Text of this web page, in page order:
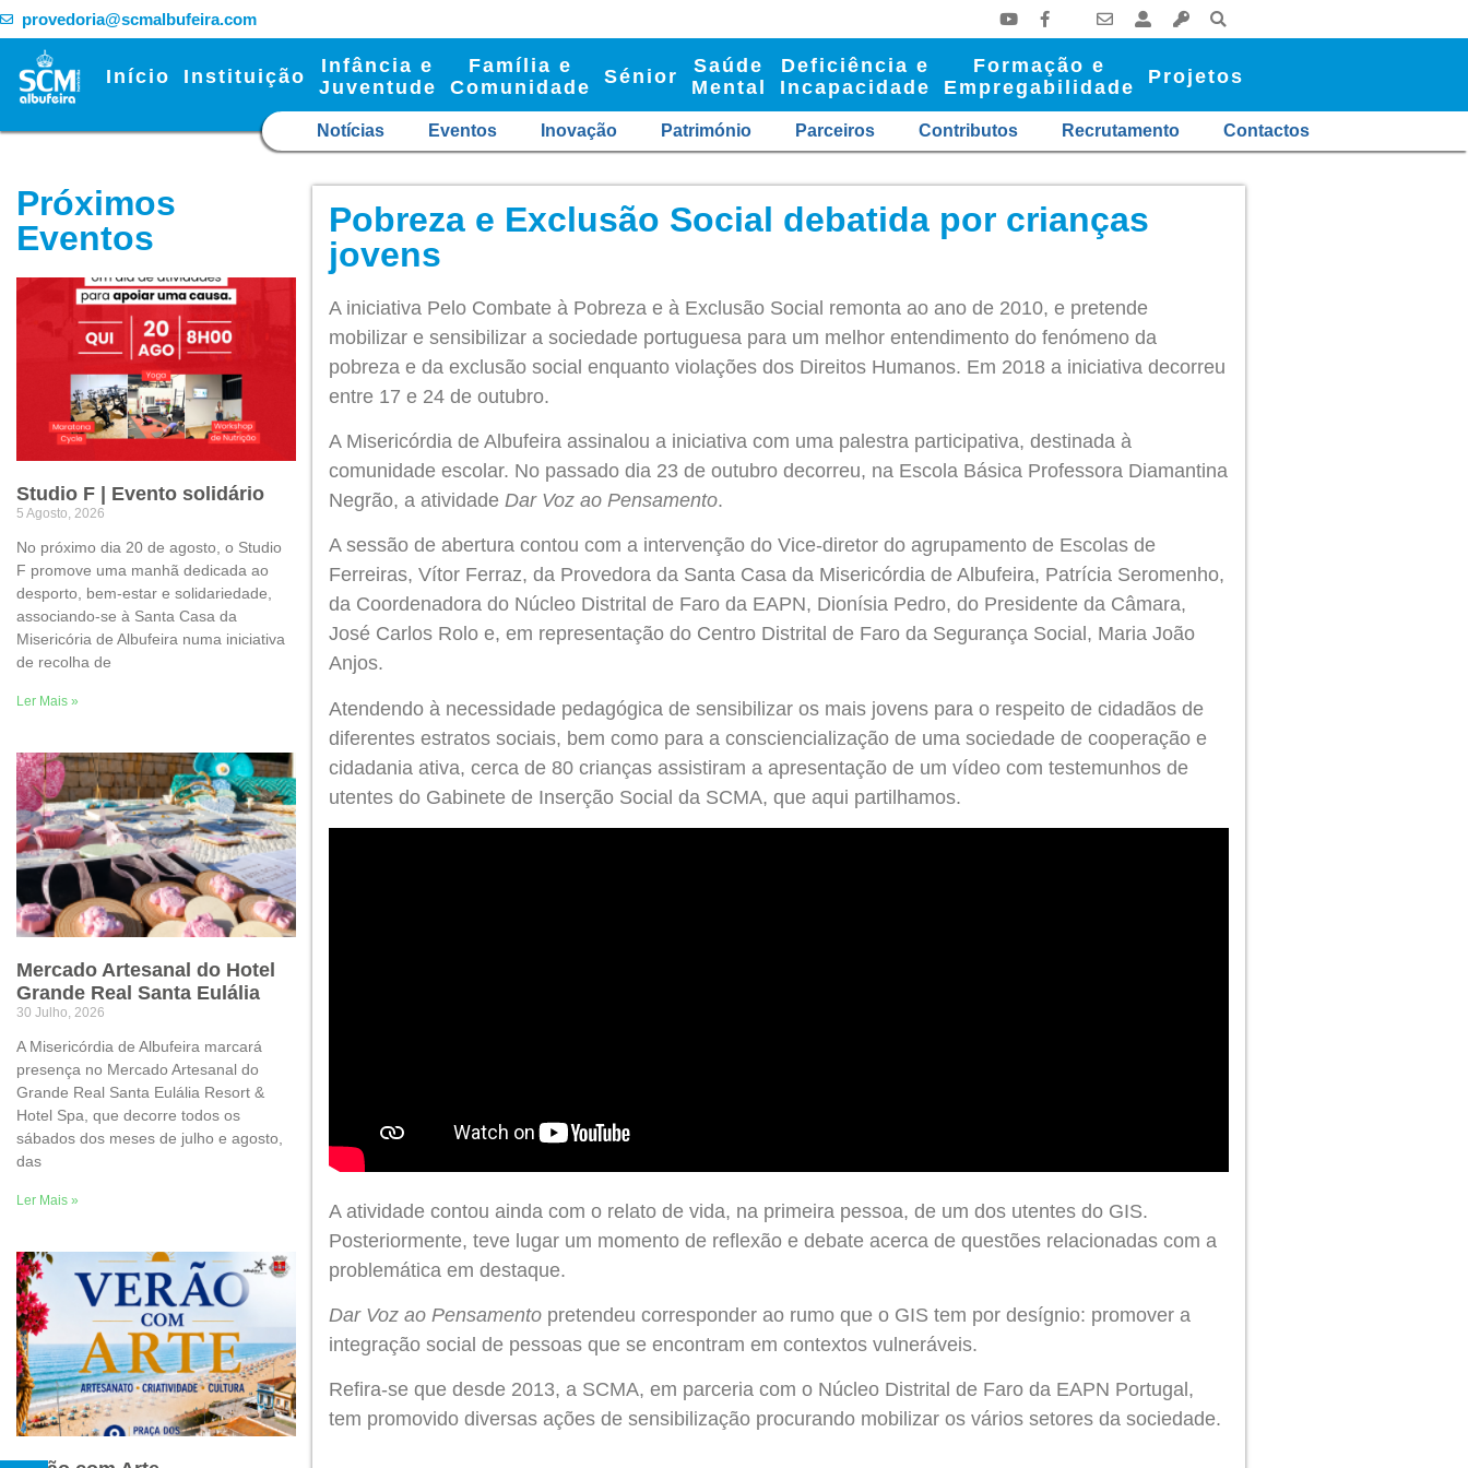
provedoria@scmalbufeira.com
Início Instituição
Infância e
Juventude
Família e
Comunidade
Sénior
Saúde
Mental
Deficiência e
Incapacidade
Formação e
Empregabilidade
Projetos
Notícias Eventos Inovação Património Parceiros Contributos Recrutamento Contactos
Próximos
Eventos
Studio F | Evento solidário
5 Agosto, 2026
No próximo dia 20 de agosto, o Studio
F promove uma manhã dedicada ao
desporto, bem-estar e solidariedade,
associando-se à Santa Casa da
Misericória de Albufeira numa iniciativa
de recolha de
Ler Mais »
Mercado Artesanal do Hotel
Grande Real Santa Eulália
30 Julho, 2026
A Misericórdia de Albufeira marcará
presença no Mercado Artesanal do
Grande Real Santa Eulália Resort &
Hotel Spa, que decorre todos os
sábados dos meses de julho e agosto,
das
Ler Mais »
Pobreza e Exclusão Social debatida por crianças
jovens
A iniciativa Pelo Combate à Pobreza e à Exclusão Social remonta ao ano de 2010, e pretende
mobilizar e sensibilizar a sociedade portuguesa para um melhor entendimento do fenómeno da
pobreza e da exclusão social enquanto violações dos Direitos Humanos. Em 2018 a iniciativa decorreu
entre 17 e 24 de outubro.
A Misericórdia de Albufeira assinalou a iniciativa com uma palestra participativa, destinada à
comunidade escolar. No passado dia 23 de outubro decorreu, na Escola Básica Professora Diamantina
Negrão, a atividade Dar Voz ao Pensamento.
A sessão de abertura contou com a intervenção do Vice-diretor do agrupamento de Escolas de
Ferreiras, Vítor Ferraz, da Provedora da Santa Casa da Misericórdia de Albufeira, Patrícia Seromenho,
da Coordenadora do Núcleo Distrital de Faro da EAPN, Dionísia Pedro, do Presidente da Câmara,
José Carlos Rolo e, em representação do Centro Distrital de Faro da Segurança Social, Maria João
Anjos.
Atendendo à necessidade pedagógica de sensibilizar os mais jovens para o respeito de cidadãos de
diferentes estratos sociais, bem como para a consciencialização de uma sociedade de cooperação e
cidadania ativa, cerca de 80 crianças assistiram a apresentação de um vídeo com testemunhos de
utentes do Gabinete de Inserção Social da SCMA, que aqui partilhamos.
A atividade contou ainda com o relato de vida, na primeira pessoa, de um dos utentes do GIS.
Posteriormente, teve lugar um momento de reflexão e debate acerca de questões relacionadas com a
problemática em destaque.
Dar Voz ao Pensamentopretendeu corresponder ao rumo que o GIS tem por desígnio: promover a
integração social de pessoas que se encontram em contextos vulneráveis.
Refira-se que desde 2013, a SCMA, em parceria com o Núcleo Distrital de Faro da EAPN Portugal,
tem promovido diversas ações de sensibilização procurando mobilizar os vários setores da sociedade.